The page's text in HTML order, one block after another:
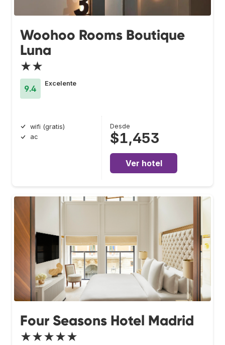
Woohoo Rooms Boutique
Luna
★★
9.4
Excelente
wifi (gratis)
ac
Desde
$1,453
Ver hotel
Four Seasons Hotel Madrid
★★★★★